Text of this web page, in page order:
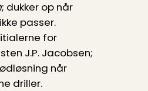
; dukker op når
passer.
for
J.P. Jacobsen;
når
driller.